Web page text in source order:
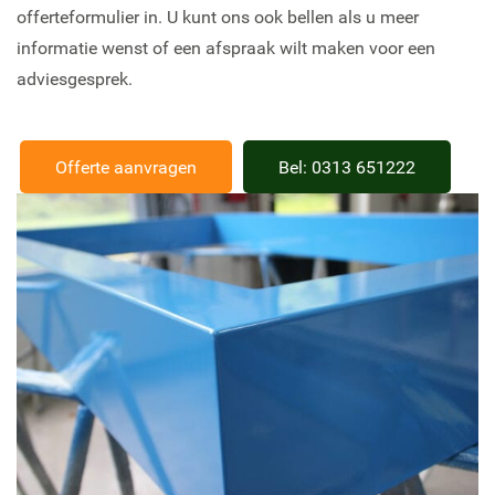
offerteformulier in. U kunt ons ook bellen als u meer
informatie wenst of een afspraak wilt maken voor een
adviesgesprek.
Offerte aanvragen Bel: 0313 651222